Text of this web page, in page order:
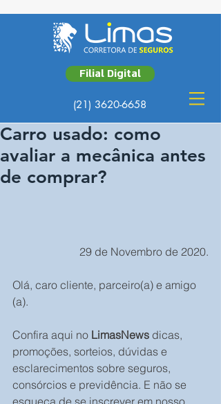
Filial Digital
(21) 3620-6658
Carro usado: como
avaliar a mecânica antes
de comprar?
29 de Novembro de 2020.
Olá, caro cliente, parceiro(a) e amigo
(a).
Confira aqui no LimasNews dicas,
promoções, sorteios, dúvidas e
esclarecimentos sobre seguros,
consórcios e previdência. E não se
esqueça de se inscrever em nosso